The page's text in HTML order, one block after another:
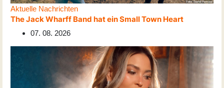
Aktuelle Nachrichten
The Jack Wharff Band hat ein Small Town Heart
07. 08. 2026